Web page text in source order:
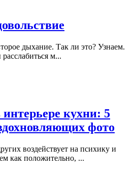
дыхание. Так ли это? Узнаем.
м...
кухни: 5
фото
воздействует на психику и
как положительно, ...